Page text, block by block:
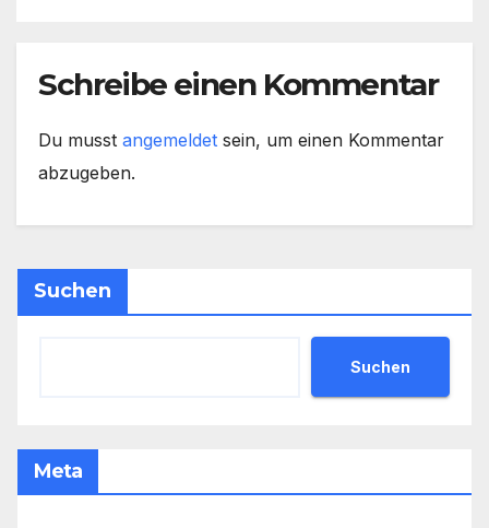
Schreibe einen Kommentar
Du musst angemeldet sein, um einen Kommentar
abzugeben.
Suchen
Suchen
Meta